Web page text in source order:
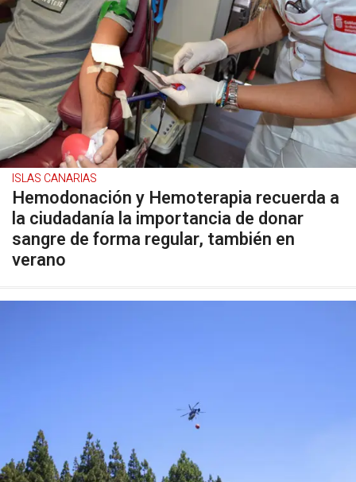
ISLAS CANARIAS
Hemodonación y Hemoterapia recuerda a
la ciudadanía la importancia de donar
sangre de forma regular, también en
verano